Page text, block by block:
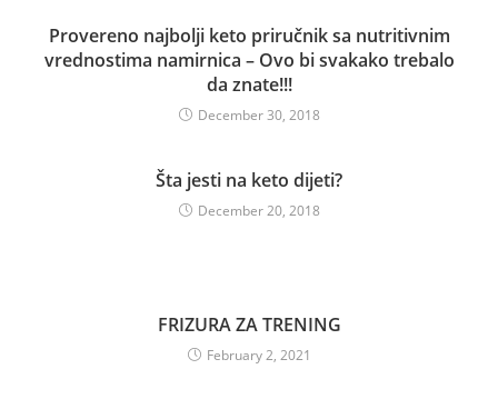
Provereno najbolji keto priručnik sa nutritivnim
vrednostima namirnica – Ovo bi svakako trebalo
da znate!!!
December 30, 2018
Šta jesti na keto dijeti?
December 20, 2018
FRIZURA ZA TRENING
February 2, 2021